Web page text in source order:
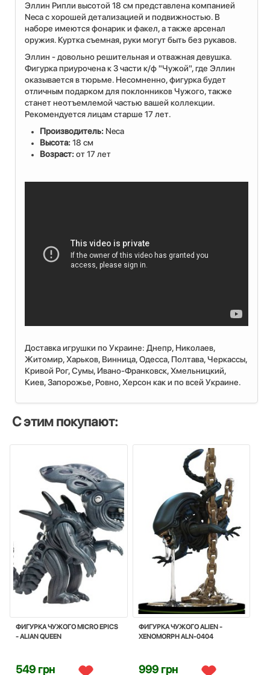
Эллин Рипли высотой 18 см представлена компанией
Neca с хорошей детализацией и подвижностью. В
наборе имеются фонарик и факел, а также арсенал
оружия. Куртка съемная, руки могут быть без рукавов.
Эллин - довольно решительная и отважная девушка.
Фигурка приурочена к 3 части к/ф "Чужой", где Эллин
оказывается в тюрьме. Несомненно, фигурка будет
отличным подарком для поклонников Чужого, также
станет неотъемлемой частью вашей коллекции.
Рекомендуется лицам старше 17 лет.
Производитель: Neca
Высота:18 см
Возраст:от17 лет
Доставка игрушки по Украине: Днепр, Николаев,
Житомир, Харьков, Винница, Одесса, Полтава, Черкассы,
Кривой Рог, Сумы, Ивано-Франковск, Хмельницкий,
Киев, Запорожье, Ровно, Херсон как и по всей Украине.
С этим покупают:
ФИГУРКА ЧУЖОГО MICRO EPICS
- ALIAN QUEEN
549 грн
ФИГУРКА ЧУЖОГО ALIEN -
XENOMORPH ALN-0404
999 грн